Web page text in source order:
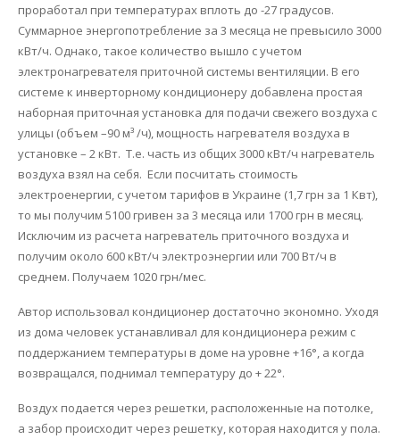
проработал при температурах вплоть до -27 градусов.
Суммарное энергопотребление за 3 месяца не превысило 3000
кВт/ч. Однако, такое количество вышло с учетом
электронагревателя приточной системы вентиляции. В его
системе к инверторному кондиционеру добавлена простая
наборная приточная установка для подачи свежего воздуха с
улицы (объем –90 м³ /ч), мощность нагревателя воздуха в
установке – 2 кВт. Т.е. часть из общих 3000 кВт/ч нагреватель
воздуха взял на себя. Если посчитать стоимость
электроенергии, с учетом тарифов в Украине (1,7 грн за 1 Квт),
то мы получим 5100 гривен за 3 месяца или 1700 грн в месяц.
Исключим из расчета нагреватель приточного воздуха и
получим около 600 кВт/ч электроэнергии или 700 Вт/ч в
среднем. Получаем 1020 грн/мес.
Автор использовал кондиционер достаточно экономно. Уходя
из дома человек устанавливал для кондиционера режим с
поддержанием температуры в доме на уровне +16°, а когда
возвращался, поднимал температуру до + 22°.
Воздух подается через решетки, расположенные на потолке,
а забор происходит через решетку, которая находится у пола.